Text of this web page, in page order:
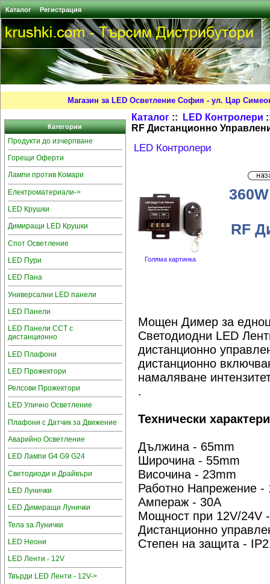
Каталог Регистрация
Магазин за LED Осветление София - ул. Цар
Категории
Продукти до изчерпване
Горещи Оферти
Лампи против Комари
Електроматериали->
LED Крушки
Димиращи LED Крушки
Спот Осветление
LED Пури
LED Пана
Универсални LED панели
LED Панели
LED Панели CCT с
дистанционно
LED Плафони
LED Прожектори
Релсови Прожектори
LED Улично Осветление
Плафони с Датчик за Движение
Аварийно Осветление
LED Лампи G4 G9 G24
Светодиоди и Драйвъри
LED Лунички
LED Димиращи Лунички
Тела за Лунички
LED Неони
LED Ленти - 12V
Твърди LED Ленти - 12V->
Каталог :: LED Контролери
RF Дистанционно
LED Контролери
Голяма картинка
RF
Мощен Димер за
Светодиодни LED
дистанционно
дистанционно
намаляване
.
Технически
Дължина - 65mm
Широчина - 55mm
Височина - 23mm
Работно Напрежение -
Aмпераж - 30A
Мощност при 12V/24V
Дистанционно
Степен на защита -